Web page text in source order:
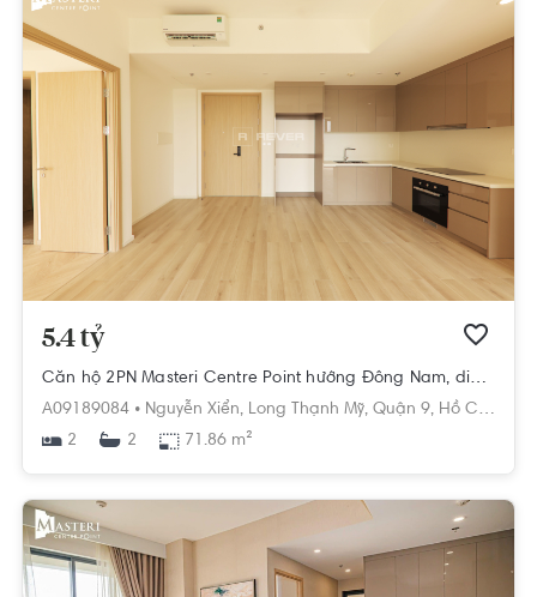
5.4 tỷ
Căn hộ 2PN Masteri Centre Point hướng Đông Nam, diện tích 71.86m²
A09189084 • Nguyễn Xiển, Long Thạnh Mỹ, Quận 9, Hồ Chí Minh
2
2 71.86 m²